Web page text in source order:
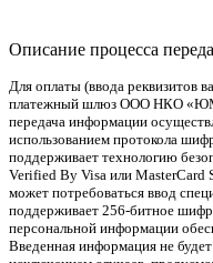
Описание процесса
Для оплаты (ввода реквизитов
платежный шлюз ООО НКО
передача информации
использованием протокола
поддерживает технологию
Verified By Visa или MasterCard
может потребоваться ввод
поддерживает 256-битное
персональной информации
Введенная информация не